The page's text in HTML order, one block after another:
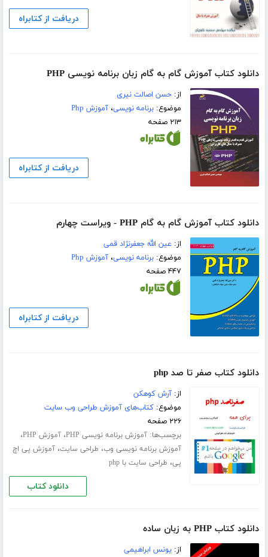
دریافت از کتابراه
دانلود کتاب آموزش گام به گام زبان برنامه نویسی PHP
از:حسن اصالت نیری
موضوع:برنامه نویسی،آموزش Php
۲۱۳ صفحه
دریافت از کتابراه
دانلود کتاب آموزش گام به گام PHP - ویراست چهارم
از: عین الله جعفرنژاد قمی
موضوع:برنامه نویسی،آموزش Php
۴۴۷ صفحه
دریافت از کتابراه
دانلود کتاب صفر تا صد php
از:آرش کوهکن
موضوع:کتاب‌های آموزش طراحی وب سایت
۲۲۶ صفحه
برچسب‌ها:آموزش برنامه نویسی PHP ،آموزش PHP ،
آموزش برنامه نویسی وب، طراحی سایت،آموزش پی اچ
پی، طراحی سایت با php
دانلود کتاب
دانلود کتاب PHP به زبان ساده
از:یونس ابراهیمی